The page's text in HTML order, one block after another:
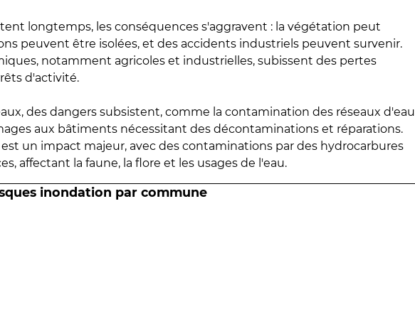
longtemps, les conséquences s'aggravent : la végétation peut
peuvent être isolées, et des accidents industriels peuvent survenir.
notamment agricoles et industrielles, subissent des pertes
d'activité.
des dangers subsistent, comme la contamination des réseaux d'eau
aux bâtiments nécessitant des décontaminations et réparations.
un impact majeur, avec des contaminations par des hydrocarbures
affectant la faune, la flore et les usages de l'eau.
inondation par commune